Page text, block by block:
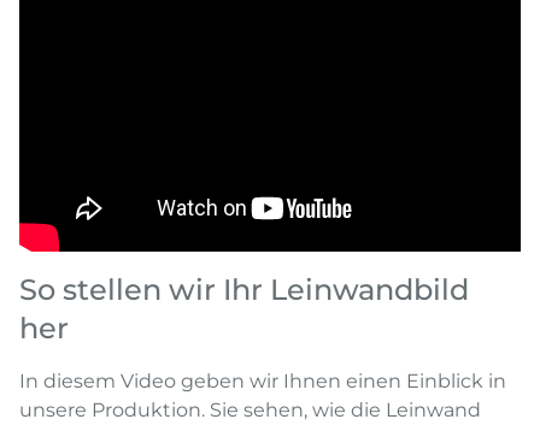
So stellen wir Ihr Leinwandbild
her
In diesem Video geben wir Ihnen einen Einblick in
unsere Produktion. Sie sehen, wie die Leinwand